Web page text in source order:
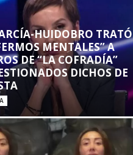
HUIDOBRO TRATÓ
MENTALES” A
DE “LA COFRADÍA”
DICHOS DE